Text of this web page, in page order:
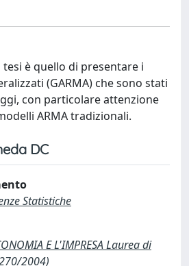
è quello di presentare i
(GARMA) che sono stati
con particolare attenzione
ARMA tradizionali.
DC
Statistiche
E L'IMPRESA Laurea di
2004)